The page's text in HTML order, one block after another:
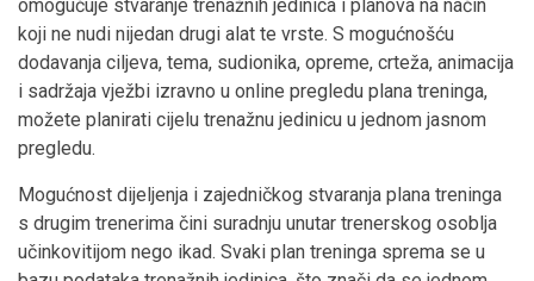
omogućuje stvaranje trenažnih jedinica i planova na način
koji ne nudi nijedan drugi alat te vrste. S mogućnošću
dodavanja ciljeva, tema, sudionika, opreme, crteža, animacija
i sadržaja vježbi izravno u online pregledu plana treninga,
možete planirati cijelu trenažnu jedinicu u jednom jasnom
pregledu.
Mogućnost dijeljenja i zajedničkog stvaranja plana treninga
s drugim trenerima čini suradnju unutar trenerskog osoblja
učinkovitijom nego ikad. Svaki plan treninga sprema se u